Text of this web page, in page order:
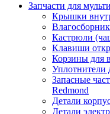
Запчасти для
Крышки
Кастрюли
Клавиши
Корзины для
Уплотнители
Запасные
Redmond
Детали
Детали